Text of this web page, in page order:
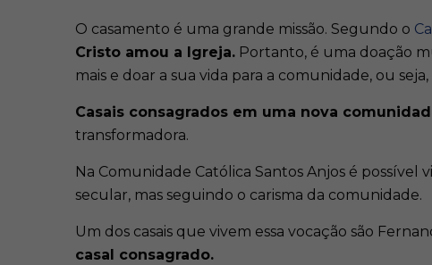
O casamento é uma grande missão. Segundo o
Cristo amou a Igreja. Portanto, é uma doação
mais e doar a sua vida para a comunidade, ou seja,
Casais consagrados em uma nova
transformadora.
Na Comunidade Católica Santos Anjos é possível
secular, mas seguindo o carisma da comunidade.
Um dos casais que vivem essa vocação são
casal consagrado.